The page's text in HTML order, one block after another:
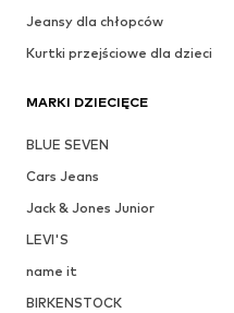
Jeansy dla chłopców
Kurtki przejściowe dla dzieci
MARKI DZIECIĘCE
BLUE SEVEN
Cars Jeans
Jack & Jones Junior
LEVI'S
name it
BIRKENSTOCK